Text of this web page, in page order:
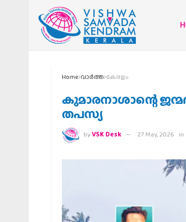
Home വാര്‍ത്ത കേരളം
കുമാരനാശാന്റെ
തപസ്യ
byVSK Desk 27 May, 2026 in